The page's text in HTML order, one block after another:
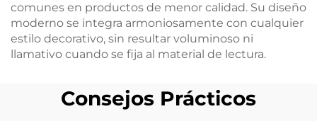
comunes en productos de menor calidad. Su diseño
moderno se integra armoniosamente con cualquier
estilo decorativo, sin resultar voluminoso ni
llamativo cuando se fija al material de lectura.
Consejos Prácticos